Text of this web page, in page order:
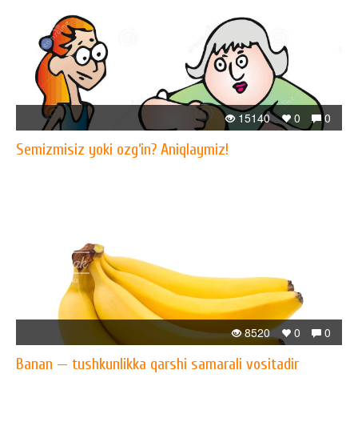
0
0
15140
Semizmisiz yoki ozg‘in? Aniqlaymiz!
0
0
8520
Banan — tushkunlikka qarshi samarali vositadir